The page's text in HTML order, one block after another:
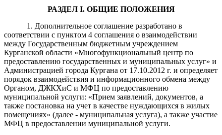
РАЗДЕЛ I. ОБЩИЕ ПОЛОЖЕНИЯ
1. Дополнительное соглашение разработано в
соответствии с пунктом 4 соглашения о взаимодействии
между Государственным бюджетным учреждением
Курганской области «Многофункциональный центр по
предоставлению государственных и муниципальных услуг» и
Администрацией города Кургана от 17.10.2012 г. и определяет
порядок взаимодействия и информационного обмена между
Органом, ДЖКХиС и МФЦ по предоставлению
муниципальной услуги: «Прием заявлений, документов, а
также постановка на учет в качестве нуждающихся в жилых
помещениях» (далее - муниципальная услуга), а также участие
МФЦ в предоставлении муниципальной услуги.